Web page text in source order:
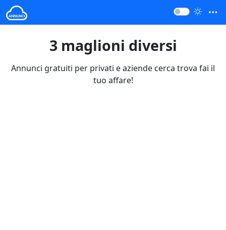
3 maglioni diversi
Annunci gratuiti per privati e aziende cerca trova fai il
tuo affare!